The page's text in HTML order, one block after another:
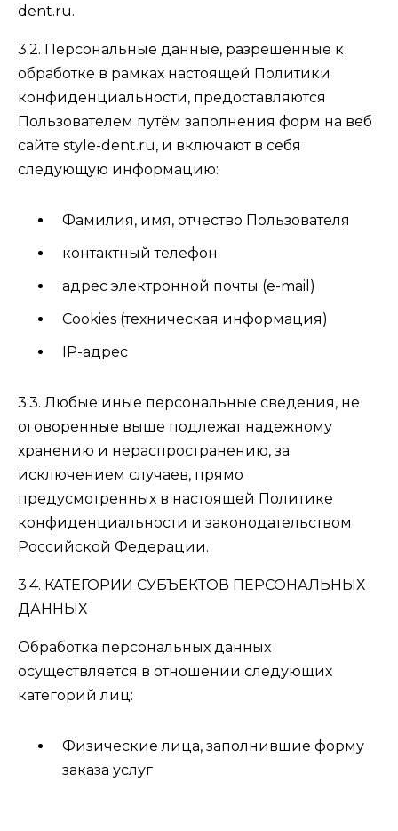
dent.ru.
3.2. Персональные данные, разрешённые к
обработке в рамках настоящей Политики
конфиденциальности, предоставляются
Пользователем путём заполнения форм на веб
сайте style-dent.ru, и включают в себя
следующую информацию:
Фамилия, имя, отчество Пользователя
контактный телефон
адрес электронной почты (e-mail)
Cookies (техническая информация)
IP-адрес
3.3. Любые иные персональные сведения, не
оговоренные выше подлежат надежному
хранению и нераспространению, за
исключением случаев, прямо
предусмотренных в настоящей Политике
конфиденциальности и законодательством
Российской Федерации.
3.4. КАТЕГОРИИ СУБЪЕКТОВ ПЕРСОНАЛЬНЫХ
ДАННЫХ
Обработка персональных данных
осуществляется в отношении следующих
категорий лиц:
Физические лица, заполнившие форму
заказа услуг